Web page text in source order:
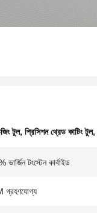
টুল, প্রিসিশন থ্রেড কাটিং টুল,
ভার্জিন টংস্টেন কার্বাইড
গ্রহণযোগ্য